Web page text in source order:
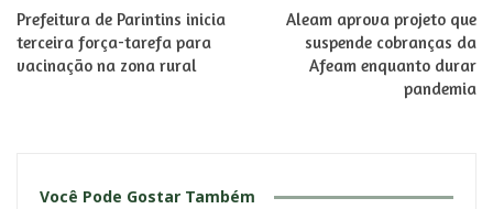
Prefeitura de Parintins inicia
terceira força-tarefa para
vacinação na zona rural
Aleam aprova projeto que
suspende cobranças da
Afeam enquanto durar
pandemia
Você Pode Gostar Também